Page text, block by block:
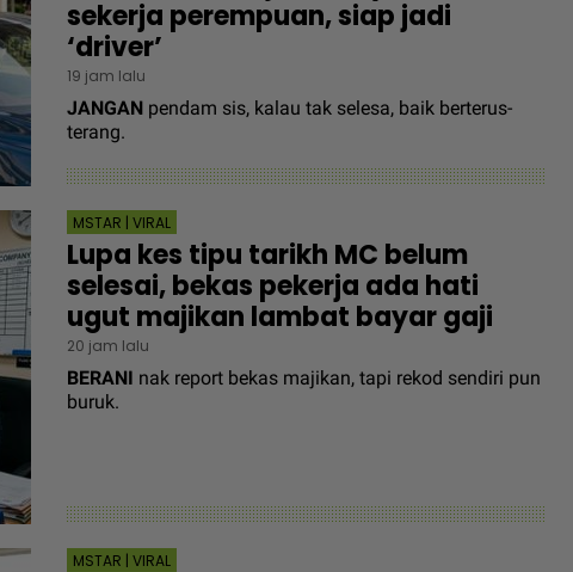
sekerja perempuan, siap jadi
‘driver’
19 jam lalu
JANGAN pendam sis, kalau tak selesa, baik berterus-
terang.
MSTAR | VIRAL
Lupa kes tipu tarikh MC belum
selesai, bekas pekerja ada hati
ugut majikan lambat bayar gaji
20 jam lalu
BERANI nak report bekas majikan, tapi rekod sendiri pun
buruk.
MSTAR | VIRAL